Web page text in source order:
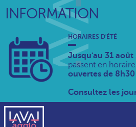
INFORMATION
HORAIRES D'ÉTÉ
Jusqu'au 31 août
passent en
ouvertes de 8h30
Consultez les